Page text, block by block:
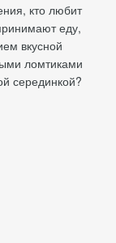
кто любит
еду,
вкусной
ломтиками
серединкой?